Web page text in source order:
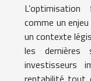
comme un
un contexte
les
investisseurs